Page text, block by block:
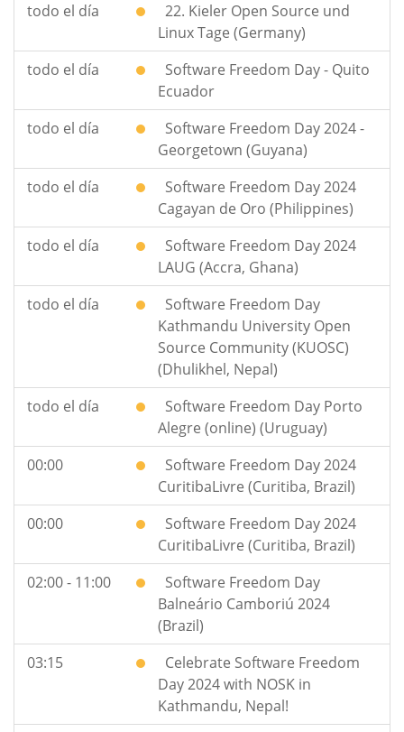
todo el día
22. Kieler Open Source und
Linux Tage (Germany)
todo el día
Software Freedom Day - Quito
Ecuador
todo el día
Software Freedom Day 2024 -
Georgetown (Guyana)
todo el día
Software Freedom Day 2024
Cagayan de Oro (Philippines)
todo el día
Software Freedom Day 2024
LAUG (Accra, Ghana)
todo el día
Software Freedom Day
Kathmandu University Open
Source Community (KUOSC)
(Dhulikhel, Nepal)
todo el día
Software Freedom Day Porto
Alegre (online) (Uruguay)
00:00
Software Freedom Day 2024
CuritibaLivre (Curitiba, Brazil)
00:00
Software Freedom Day 2024
CuritibaLivre (Curitiba, Brazil)
02:00 - 11:00
Software Freedom Day
Balneário Camboriú 2024
(Brazil)
03:15
Celebrate Software Freedom
Day 2024 with NOSK in
Kathmandu, Nepal!